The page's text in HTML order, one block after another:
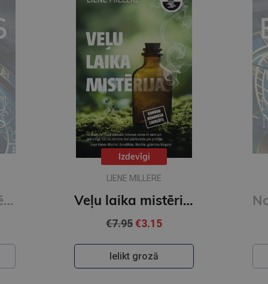
Noslēpumu noslēpums
Izdevīgi
LIENE MILLERE
Veļu laika mistērija. Vakara romāns
€7.95€3.15
Ielikt grozā